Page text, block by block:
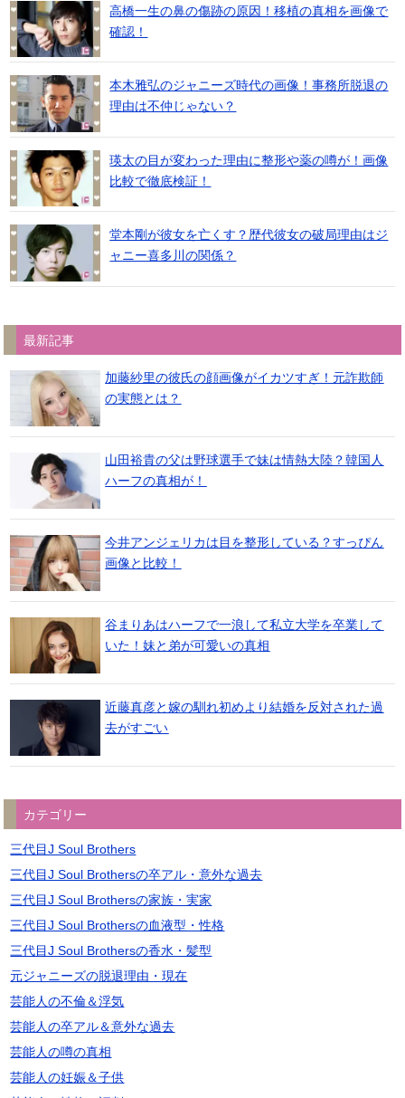
高橋一生の鼻の傷跡の原因！移植の真相を画像で
確認！
本木雅弘のジャニーズ時代の画像！事務所脱退の
理由は不仲じゃない？
瑛太の目が変わった理由に整形や薬の噂が！画像
比較で徹底検証！
堂本剛が彼女を亡くす？歴代彼女の破局理由はジ
ャニー喜多川の関係？
最新記事
加藤紗里の彼氏の顔画像がイカツすぎ！元詐欺師
の実態とは？
山田裕貴の父は野球選手で妹は情熱大陸？韓国人
ハーフの真相が！
今井アンジェリカは目を整形している？すっぴん
画像と比較！
谷まりあはハーフで一浪して私立大学を卒業して
いた！妹と弟が可愛いの真相
近藤真彦と嫁の馴れ初めより結婚を反対された過
去がすごい
カテゴリー
三代目J Soul Brothers
三代目J Soul Brothersの卒アル・意外な過去
三代目J Soul Brothersの家族・実家
三代目J Soul Brothersの血液型・性格
三代目J Soul Brothersの香水・髪型
元ジャニーズの脱退理由・現在
芸能人の不倫＆浮気
芸能人の卒アル＆意外な過去
芸能人の噂の真相
芸能人の妊娠＆子供